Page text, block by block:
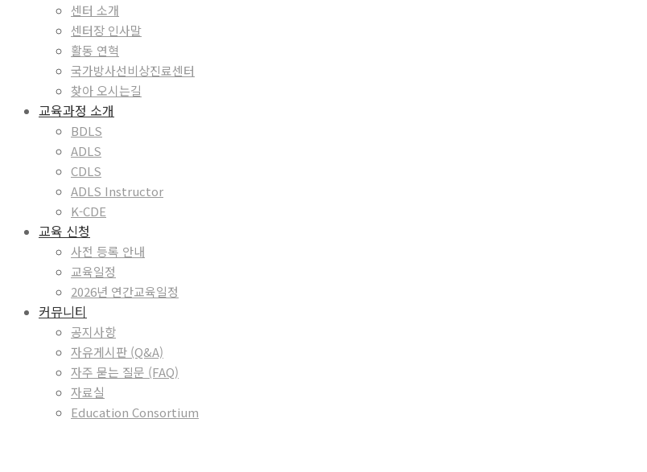
센터 소개
센터장 인사말
활동 연혁
국가방사선비상진료센터
찾아 오시는길
교육과정 소개
BDLS
ADLS
CDLS
ADLS Instructor
K-CDE
교육 신청
사전 등록 안내
교육일정
2026년 연간교육일정
커뮤니티
공지사항
자유게시판 (Q&A)
자주 묻는 질문 (FAQ)
자료실
Education Consortium